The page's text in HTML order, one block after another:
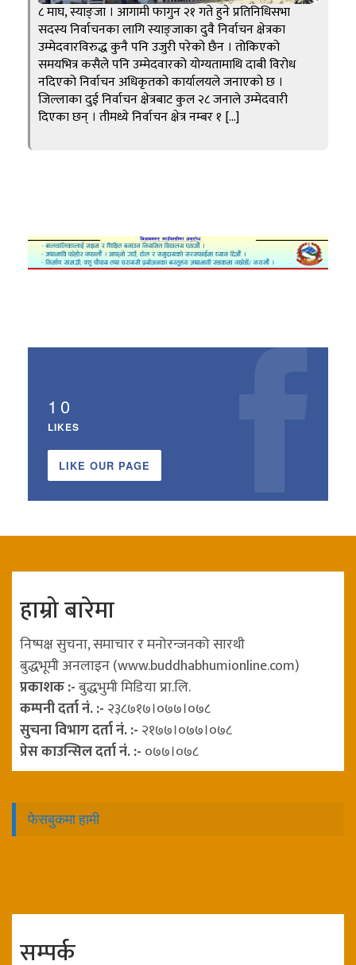
८ माघ, स्याङ्जा । आगामी फागुन २१ गते हुने प्रतिनिधिसभा
सदस्य निर्वाचनका लागि स्याङ्जाका दुवै निर्वाचन क्षेत्रका
उम्मेदवारविरुद्ध कुनै पनि उजुरी परेको छैन । तोकिएको
समयभित्र कसैले पनि उम्मेदवारको योग्यतामाथि दाबी विरोध
नदिएको निर्वाचन अधिकृतको कार्यालयले जनाएको छ ।
जिल्लाका दुई निर्वाचन क्षेत्रबाट कुल २८ जनाले उम्मेदवारी
दिएका छन् । तीमध्ये निर्वाचन क्षेत्र नम्बर १ […]
10
LIKES
LIKE OUR PAGE
हाम्रो बारेमा
निष्पक्ष सुचना, समाचार र मनोरन्जनको सारथी
बुद्धभूमी अनलाइन (www.buddhabhumionline.com)
प्रकाशक :-बुद्धभुमी मिडिया प्रा.लि.
कम्पनी दर्ता नं. :- २३८७१७।०७७।०७८
सुचना विभाग दर्ता नं. :- २१७७।०७७।०७८
प्रेस काउन्सिल दर्ता नं. :- ०७७।०७८
फेसबुकमा हामी
सम्पर्क